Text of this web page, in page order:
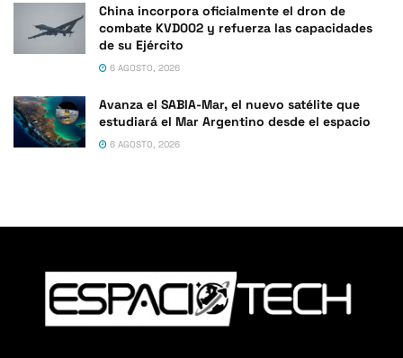
China incorpora oficialmente el dron de
combate KVD002 y refuerza las capacidades
de su Ejército
6 AGOSTO, 2026
Avanza el SABIA-Mar, el nuevo satélite que
estudiará el Mar Argentino desde el espacio
6 AGOSTO, 2026